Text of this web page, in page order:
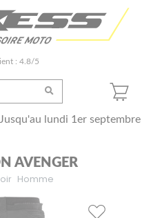
: 4.8/5
lundi 1er septembre
AVENGER
Homme